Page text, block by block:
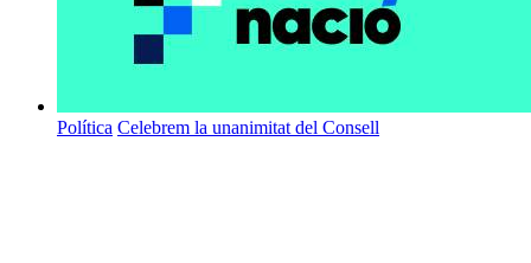
Política Celebrem la unanimitat del Consell